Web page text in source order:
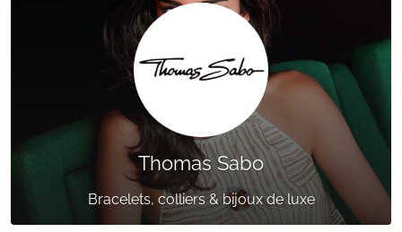
Thomas Sabo
Bracelets, colliers & bijoux de luxe